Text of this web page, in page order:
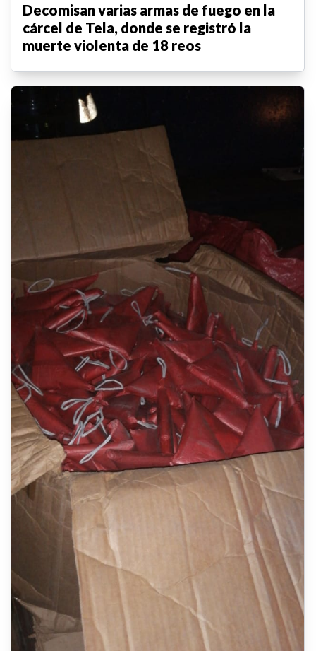
Decomisan varias armas de fuego en la
cárcel de Tela, donde se registró la
muerte violenta de 18 reos